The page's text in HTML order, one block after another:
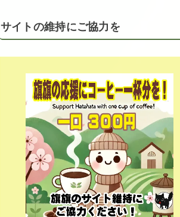
サイトの維持にご協力を